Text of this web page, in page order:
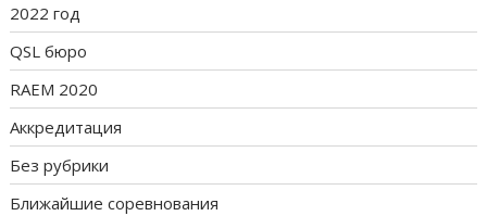
2022 год
QSL бюро
RAEM 2020
Аккредитация
Без рубрики
Ближайшие соревнования